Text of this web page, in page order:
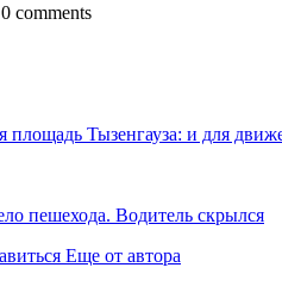
0 comments
площадь Тызенгауза: и для
пешехода. Водитель скрылся
Еще от автора